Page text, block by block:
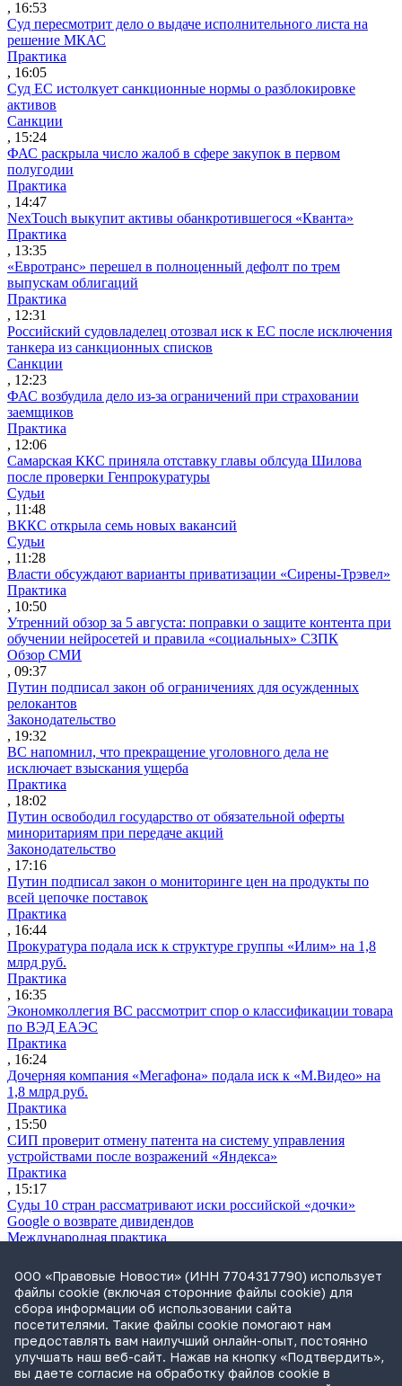
, 16:53
Суд пересмотрит дело о выдаче исполнительного листа на
решение МКАС
Практика
, 16:05
Суд ЕС истолкует санкционные нормы о разблокировке
активов
Санкции
, 15:24
ФАС раскрыла число жалоб в сфере закупок в первом
полугодии
Практика
, 14:47
NexTouch выкупит активы обанкротившегося «Кванта»
Практика
, 13:35
«Евротранс» перешел в полноценный дефолт по трем
выпускам облигаций
Практика
, 12:31
Российский судовладелец отозвал иск к ЕС после исключения
танкера из санкционных списков
Санкции
, 12:23
ФАС возбудила дело из-за ограничений при страховании
заемщиков
Практика
, 12:06
Самарская ККС приняла отставку главы облсуда Шилова
после проверки Генпрокуратуры
Судьи
, 11:48
ВККС открыла семь новых вакансий
Судьи
, 11:28
Власти обсуждают варианты приватизации «Сирены-Трэвел»
Практика
, 10:50
Утренний обзор за 5 августа: поправки о защите контента при
обучении нейросетей и правила «социальных» СЗПК
Обзор СМИ
, 09:37
Путин подписал закон об ограничениях для осужденных
релокантов
Законодательство
, 19:32
ВС напомнил, что прекращение уголовного дела не
исключает взыскания ущерба
Практика
, 18:02
Путин освободил государство от обязательной оферты
миноритариям при передаче акций
Законодательство
, 17:16
Путин подписал закон о мониторинге цен на продукты по
всей цепочке поставок
Практика
, 16:44
Прокуратура подала иск к структуре группы «Илим» на 1,8
млрд руб.
Практика
, 16:35
Экономколлегия ВС рассмотрит спор о классификации товара
по ВЭД ЕАЭС
Практика
, 16:24
Дочерняя компания «Мегафона» подала иск к «М.Видео» на
1,8 млрд руб.
Практика
, 15:50
СИП проверит отмену патента на систему управления
устройствами после возражений «Яндекса»
Практика
, 15:17
Суды 10 стран рассматривают иски российской «дочки»
Google о возврате дивидендов
Международная практика
ФАС раскрыла схему ограничения конкуренции в СРО
«Единство»
Практика
, 14:08
Суд снял арбитражную оговорку по просьбе иностранного
истца
Практика
, 13:11
ООО «Правовые Новости» (ИНН 7704317790) использует
файлы cookie (включая сторонние файлы cookie) для
сбора информации об использовании сайта
посетителями. Такие файлы cookie помогают нам
предоставлять вам наилучший онлайн-опыт, постоянно
улучшать наш веб-сайт. Нажав на кнопку «Подтвердить»,
вы даете согласие на обработку файлов cookie в